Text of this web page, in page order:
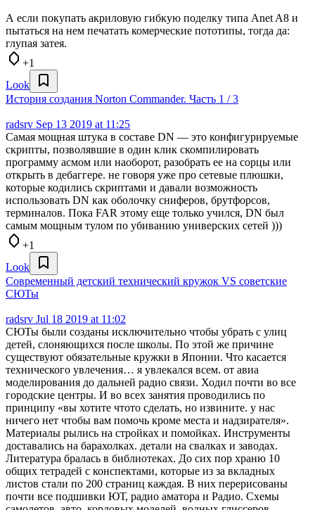
А если покупать акриловую гибкую поделку типа Anet A8 и
пытаться на нем печатать комерческие пототипы, тогда да:
глупая затея.
+1
Look
История создания Norton Commander. Часть 1 / 3
radsrv Sep 13 2019 at 11:25
Самая мощная штука в составе DN — это конфигурируемые
скрипты, позволявшие в один клик скомпилировать
программу асмом или наоборот, разобрать ее на сорцы или
открыть в дебаггере. не говоря уже про сетевые плюшки,
которые кодились скриптами и давали возможность
использовать DN как оболочку сниферов, брутфорсов,
терминалов. Пока FAR этому еще только учился, DN был
самым мощным тулом по убиванию универских сетей )))
+1
Look
Современный детский технический кружок VS советские
СЮТы
radsrv Jul 18 2019 at 11:02
СЮТы были созданы исключительно чтобы убрать с улиц
детей, слоняющихся после школы. По этой же причине
существуют обязательные кружки в Японии. Что касается
технического увлечения… я увлекался всем. от авиа
моделирования до дальней радио связи. Ходил почти во все
городские центры. И во всех занятия проводились по
принципу «вы хотите чтото сделать, но извините. у нас
ничего нет чтобы вам помочь кроме места и надзирателя».
Материалы рылись на стройках и помойках. Инструменты
доставались на барахолках. детали на свалках и заводах.
Литература бралась в библиотеках. До сих пор храню 10
общих тетрадей с конспектами, которые из за вкладных
листов стали по 200 страниц каждая. В них перерисованы
почти все подшивки ЮТ, радио аматора и Радио. Схемы